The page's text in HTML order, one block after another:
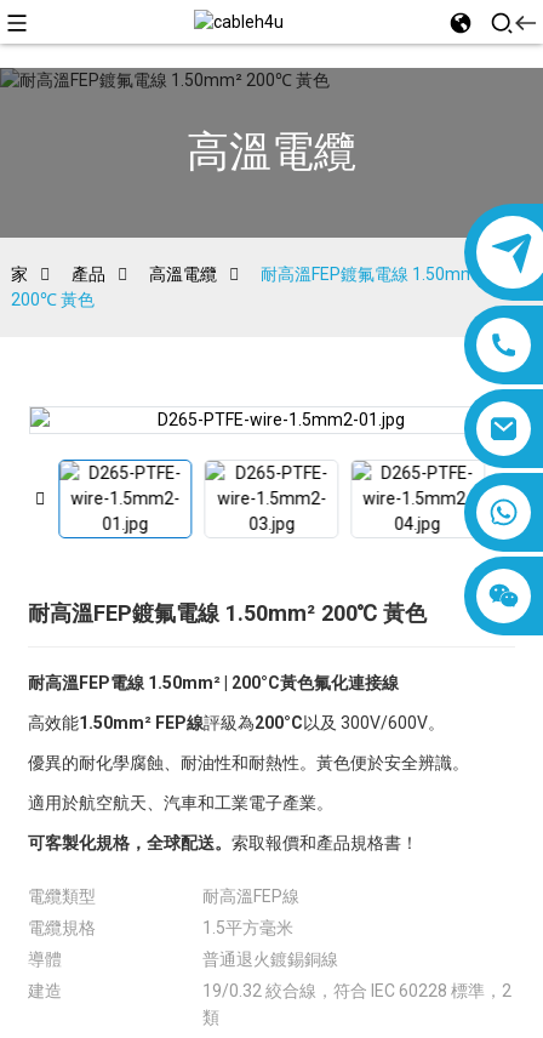
8618019377761
高溫電纜
家 產品 高溫電纜
耐高溫FEP鍍氟電線 1.50mm²
200℃ 黃色
耐高溫FEP鍍氟電線 1.50mm² 200℃ 黃色
耐高溫FEP電線 1.50mm² | 200°C黃色氟化連接線
高效能1.50mm² FEP線評級為200°C以及 300V/600V。
優異的耐化學腐蝕、耐油性和耐熱性。黃色便於安全辨識。
適用於航空航天、汽車和工業電子產業。
可客製化規格，全球配送。 索取報價和產品規格書！
電纜類型
耐高溫FEP線
電纜規格
1.5平方毫米
導體
普通退火鍍錫銅線
建造
19/0.32 絞合線，符合 IEC 60228 標準，2
類